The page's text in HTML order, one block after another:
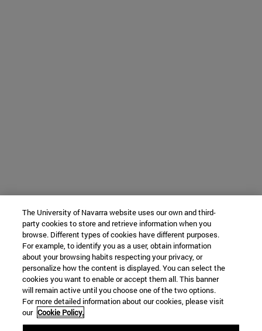
The University of Navarra website uses our own and third-
party cookies to store and retrieve information when you
browse. Different types of cookies have different purposes.
For example, to identify you as a user, obtain information
about your browsing habits respecting your privacy, or
personalize how the content is displayed. You can select the
cookies you want to enable or accept them all. This banner
will remain active until you choose one of the two options.
For more detailed information about our cookies, please visit
our Cookie Policy.